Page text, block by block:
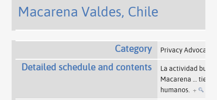
Macarena Valdes, Chile
Category Privacy Advocacy
Detailed schedule and contents
La actividad
Macarena
humanos. +